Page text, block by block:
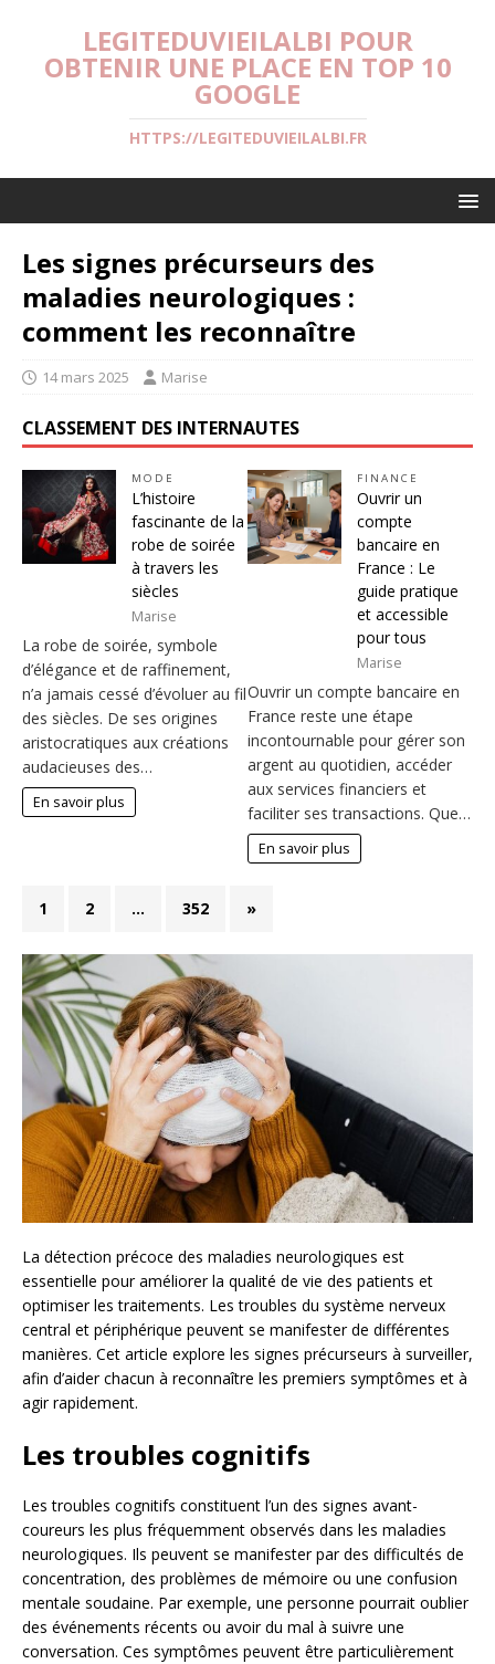
LEGITEDUVIEILALBI POUR
OBTENIR UNE PLACE EN TOP 10
GOOGLE
HTTPS://LEGITEDUVIEILALBI.FR
Les signes précurseurs des
maladies neurologiques :
comment les reconnaître
14 mars 2025 Marise
CLASSEMENT DES INTERNAUTES
MODE
L’histoire
fascinante de la
robe de soirée
à travers les
siècles
Marise
La robe de soirée, symbole
d’élégance et de raffinement,
n’a jamais cessé d’évoluer au fil
des siècles. De ses origines
aristocratiques aux créations
audacieuses des…
En savoir plus
FINANCE
Ouvrir un
compte
bancaire en
France : Le
guide pratique
et accessible
pour tous
Marise
Ouvrir un compte bancaire en
France reste une étape
incontournable pour gérer son
argent au quotidien, accéder
aux services financiers et
faciliter ses transactions. Que…
En savoir plus
1 2 … 352 »
La détection précoce des maladies neurologiques est
essentielle pour améliorer la qualité de vie des patients et
optimiser les traitements. Les troubles du système nerveux
central et périphérique peuvent se manifester de différentes
manières. Cet article explore les signes précurseurs à surveiller,
afin d’aider chacun à reconnaître les premiers symptômes et à
agir rapidement.
Les troubles cognitifs
Les troubles cognitifs constituent l’un des signes avant-
coureurs les plus fréquemment observés dans les maladies
neurologiques. Ils peuvent se manifester par des difficultés de
concentration, des problèmes de mémoire ou une confusion
mentale soudaine. Par exemple, une personne pourrait oublier
des événements récents ou avoir du mal à suivre une
conversation. Ces symptômes peuvent être particulièrement